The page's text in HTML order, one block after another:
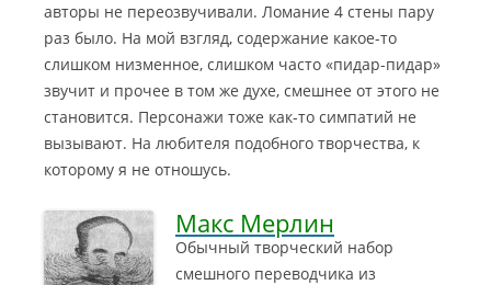
авторы не переозвучивали. Ломание 4 стены пару
раз было. На мой взгляд, содержание какое-то
слишком низменное, слишком часто «пидар-пидар»
звучит и прочее в том же духе, смешнее от этого не
становится. Персонажи тоже как-то симпатий не
вызывают. На любителя подобного творчества, к
которому я не отношусь.
Макс Мерлин
Обычный творческий набор
смешного переводчика из